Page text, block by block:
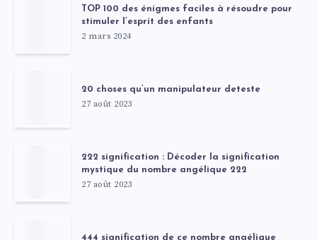
TOP 100 des énigmes faciles à résoudre pour
stimuler l’esprit des enfants
2 mars 2024
20 choses qu’un manipulateur deteste
27 août 2023
222 signification : Décoder la signification
mystique du nombre angélique 222
27 août 2023
444 signification de ce nombre angélique